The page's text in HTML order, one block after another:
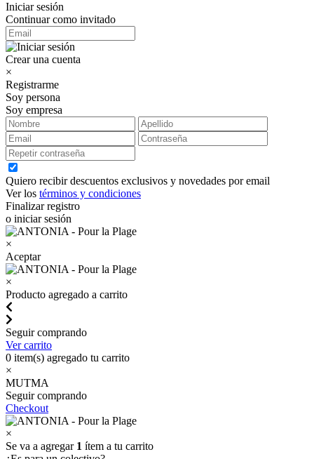
Iniciar sesión
Continuar como invitado
Crear una cuenta
×
Registrarme
Soy persona
Soy empresa
Quiero recibir descuentos exclusivos y novedades por email
Ver los términos y condiciones
Finalizar registro
o iniciar sesión
×
Aceptar
×
Producto agregado a carrito
Seguir comprando
Ver carrito
0 item(s) agregado tu carrito
×
MUTMA
Seguir comprando
Checkout
×
Se va a agregar 1 ítem a tu carrito